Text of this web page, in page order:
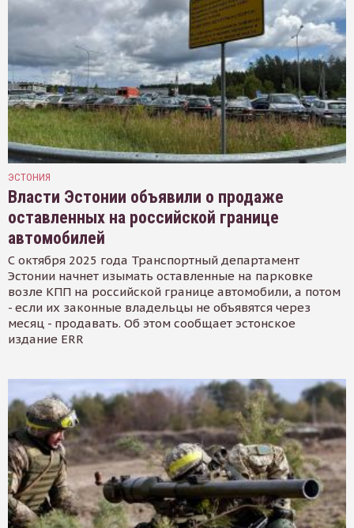
ЭСТОНИЯ
Власти Эстонии объявили о продаже
оставленных на российской границе
автомобилей
С октября 2025 года Транспортный департамент
Эстонии начнет изымать оставленные на парковке
возле КПП на российской границе автомобили, а потом
- если их законные владельцы не объявятся через
месяц - продавать. Об этом сообщает эстонское
издание ERR